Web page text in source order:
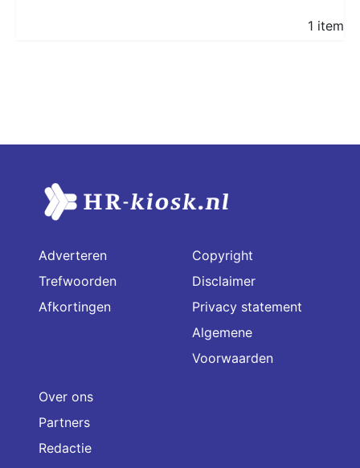
1 item
Adverteren
Trefwoorden
Afkortingen
Copyright
Disclaimer
Privacy statement
Algemene
Voorwaarden
Over ons
Partners
Redactie